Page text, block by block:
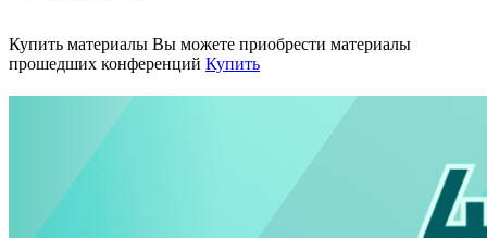
Купить материалы Вы можете приобрести материалы
прошедших конференций Купить